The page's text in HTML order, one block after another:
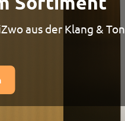
aus der Klang & Ton